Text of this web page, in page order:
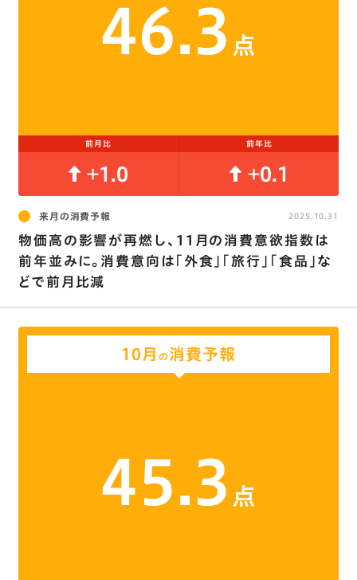
46.3 点
前月比 前年比
+1.0 +0.1
来月の消費予報
物価高の影響が再燃し､11月の消費意欲指数は
前年並みに。消費意向は｢外食｣｢旅行｣｢食品｣な
どで前月比減
2025.10.31
10月の消費予報
45.3 点